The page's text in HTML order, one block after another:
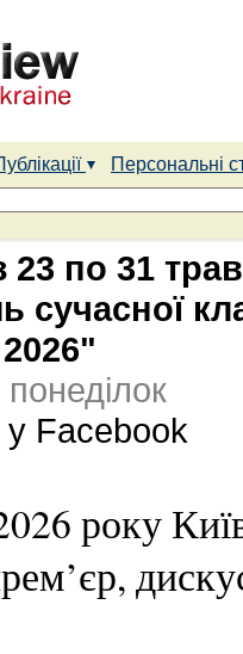
Персональні
23 по 31
сучасної
Facebook
року